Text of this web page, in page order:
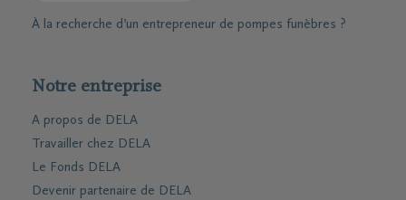
À la recherche d’un entrepreneur de pompes funèbres ?
Notre entreprise
A propos de DELA
Travailler chez DELA
Le Fonds DELA
Devenir partenaire de DELA